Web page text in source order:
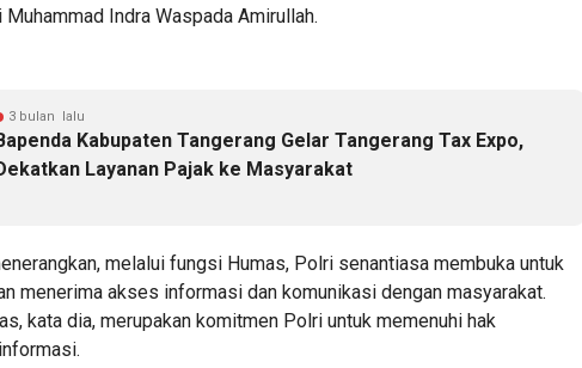
Indra Waspada Amirullah.
3 bulan lalu
Kabupaten Tangerang Gelar Tangerang Tax Expo,
Layanan Pajak ke Masyarakat
melalui fungsi Humas, Polri senantiasa membuka untuk
menerima akses informasi dan komunikasi dengan masyarakat.
kata dia, merupakan komitmen Polri untuk memenuhi hak